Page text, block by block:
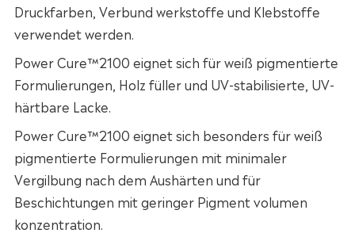
Druckfarben, Verbund werkstoffe und Klebstoffe
verwendet werden.
Power Cure™2100 eignet sich für weiß pigmentierte
Formulierungen, Holz füller und UV-stabilisierte, UV-
härtbare Lacke.
Power Cure™2100 eignet sich besonders für weiß
pigmentierte Formulierungen mit minimaler
Vergilbung nach dem Aushärten und für
Beschichtungen mit geringer Pigment volumen
konzentration.